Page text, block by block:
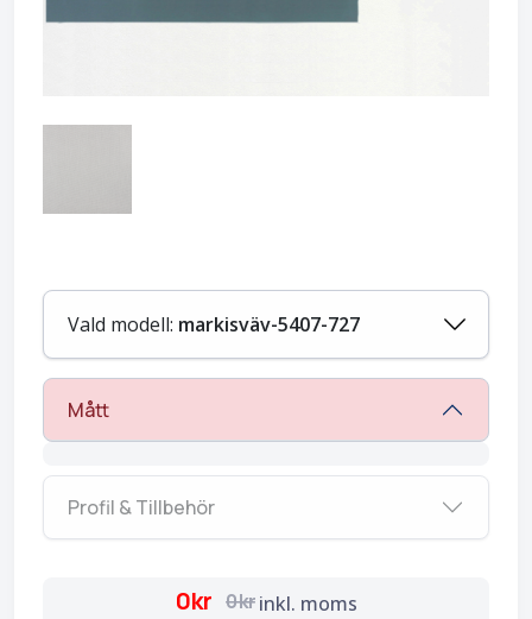
Vald modell: markisväv-5407-727
Mått
Profil & Tillbehör
0kr 0kr inkl. moms